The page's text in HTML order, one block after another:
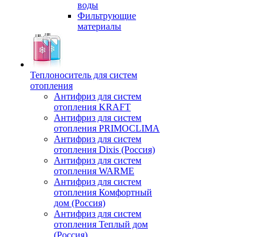
воды
Фильтрующие
материалы
Теплоноситель для систем
отопления
Антифриз для систем
отопления KRAFT
Антифриз для систем
отопления PRIMOCLIMA
Антифриз для систем
отопления Dixis (Россия)
Антифриз для систем
отопления WARME
Антифриз для систем
отопления Комфортный
дом (Россия)
Антифриз для систем
отопления Теплый дом